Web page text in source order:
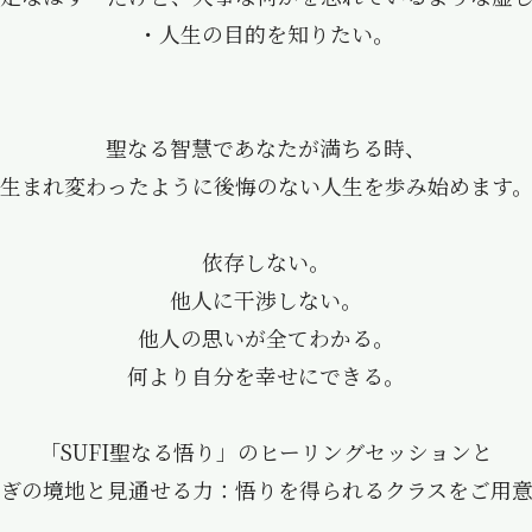
・人生の目的を知りたい。
聖なる智慧であなたが満ちる時、
生まれ変わったように後悔のない人生を歩み始めます。
依存しない。
他人に干渉しない。
他人の思いが全てわかる。
何より自分を幸せにできる。
「SUFI聖なる悟り」のヒーリングセッションと
の境地と見通せる力：悟りを得られるクラスをご用意